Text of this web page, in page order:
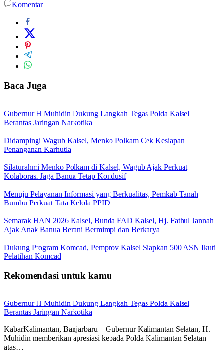
Komentar
Baca Juga
Gubernur H Muhidin Dukung Langkah Tegas Polda Kalsel
Berantas Jaringan Narkotika
Didampingi Wagub Kalsel, Menko Polkam Cek Kesiapan
Penanganan Karhutla
Silaturahmi Menko Polkam di Kalsel, Wagub Ajak Perkuat
Kolaborasi Jaga Banua Tetap Kondusif
Menuju Pelayanan Informasi yang Berkualitas, Pemkab Tanah
Bumbu Perkuat Tata Kelola PPID
Semarak HAN 2026 Kalsel, Bunda FAD Kalsel, Hj. Fathul Jannah
Ajak Anak Banua Berani Bermimpi dan Berkarya
Dukung Program Komcad, Pemprov Kalsel Siapkan 500 ASN Ikuti
Pelatihan Komcad
Rekomendasi untuk kamu
Gubernur H Muhidin Dukung Langkah Tegas Polda Kalsel
Berantas Jaringan Narkotika
KabarKalimantan, Banjarbaru – Gubernur Kalimantan Selatan, H.
Muhidin memberikan apresiasi kepada Polda Kalimantan Selatan
atas…